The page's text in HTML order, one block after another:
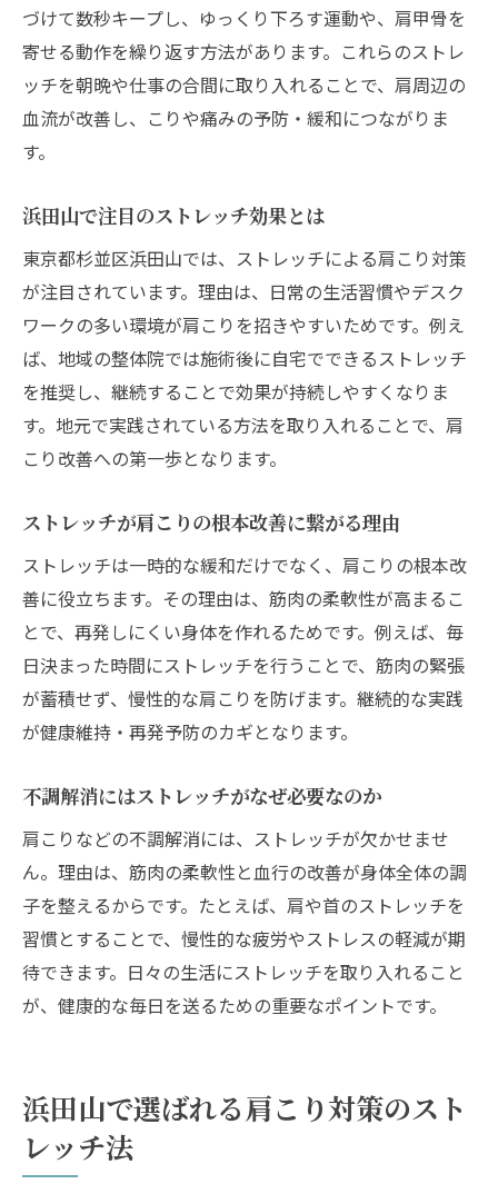
づけて数秒キープし、ゆっくり下ろす運動や、肩甲骨を
寄せる動作を繰り返す方法があります。これらのストレ
ッチを朝晩や仕事の合間に取り入れることで、肩周辺の
血流が改善し、こりや痛みの予防・緩和につながりま
す。
浜田山で注目のストレッチ効果とは
東京都杉並区浜田山では、ストレッチによる肩こり対策
が注目されています。理由は、日常の生活習慣やデスク
ワークの多い環境が肩こりを招きやすいためです。例え
ば、地域の整体院では施術後に自宅でできるストレッチ
を推奨し、継続することで効果が持続しやすくなりま
す。地元で実践されている方法を取り入れることで、肩
こり改善への第一歩となります。
ストレッチが肩こりの根本改善に繋がる理由
ストレッチは一時的な緩和だけでなく、肩こりの根本改
善に役立ちます。その理由は、筋肉の柔軟性が高まるこ
とで、再発しにくい身体を作れるためです。例えば、毎
日決まった時間にストレッチを行うことで、筋肉の緊張
が蓄積せず、慢性的な肩こりを防げます。継続的な実践
が健康維持・再発予防のカギとなります。
不調解消にはストレッチがなぜ必要なのか
肩こりなどの不調解消には、ストレッチが欠かせませ
ん。理由は、筋肉の柔軟性と血行の改善が身体全体の調
子を整えるからです。たとえば、肩や首のストレッチを
習慣とすることで、慢性的な疲労やストレスの軽減が期
待できます。日々の生活にストレッチを取り入れること
が、健康的な毎日を送るための重要なポイントです。
浜田山で選ばれる肩こり対策のスト
レッチ法